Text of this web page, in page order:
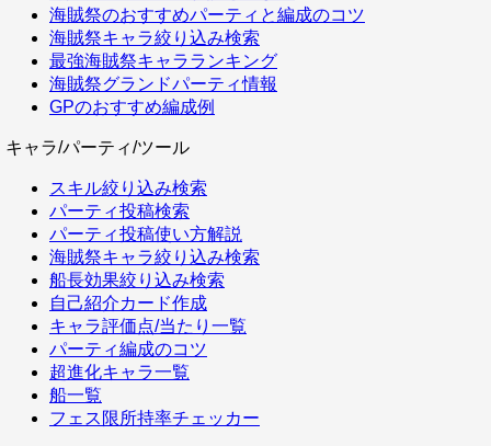
海賊祭のおすすめパーティと編成のコツ
海賊祭キャラ絞り込み検索
最強海賊祭キャラランキング
海賊祭グランドパーティ情報
GPのおすすめ編成例
キャラ/パーティ/ツール
スキル絞り込み検索
パーティ投稿検索
パーティ投稿使い方解説
海賊祭キャラ絞り込み検索
船長効果絞り込み検索
自己紹介カード作成
キャラ評価点/当たり一覧
パーティ編成のコツ
超進化キャラ一覧
船一覧
フェス限所持率チェッカー